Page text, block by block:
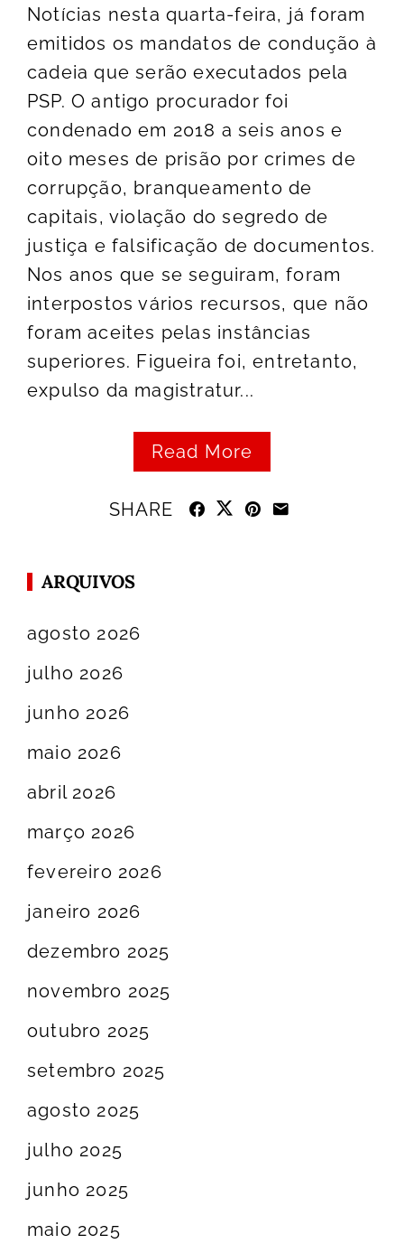
Notícias nesta quarta-feira, já foram
emitidos os mandatos de condução à
cadeia que serão executados pela
PSP. O antigo procurador foi
condenado em 2018 a seis anos e
oito meses de prisão por crimes de
corrupção, branqueamento de
capitais, violação do segredo de
justiça e falsificação de documentos.
Nos anos que se seguiram, foram
interpostos vários recursos, que não
foram aceites pelas instâncias
superiores. Figueira foi, entretanto,
expulso da magistratur...
Read More
SHARE
ARQUIVOS
agosto 2026
julho 2026
junho 2026
maio 2026
abril 2026
março 2026
fevereiro 2026
janeiro 2026
dezembro 2025
novembro 2025
outubro 2025
setembro 2025
agosto 2025
julho 2025
junho 2025
maio 2025